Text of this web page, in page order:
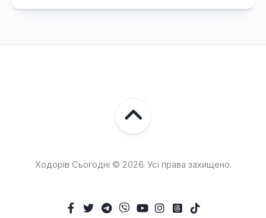
Ходорів Сьогодні © 2026. Усі права захищено.